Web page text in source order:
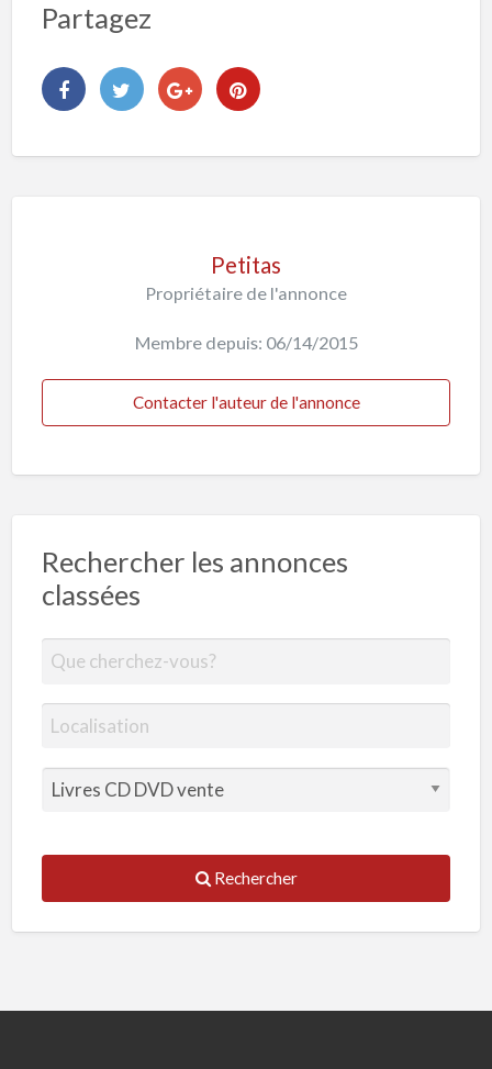
Partagez
Petitas
Propriétaire de l'annonce
Membre depuis: 06/14/2015
Contacter l'auteur de l'annonce
Rechercher les annonces
classées
Rechercher